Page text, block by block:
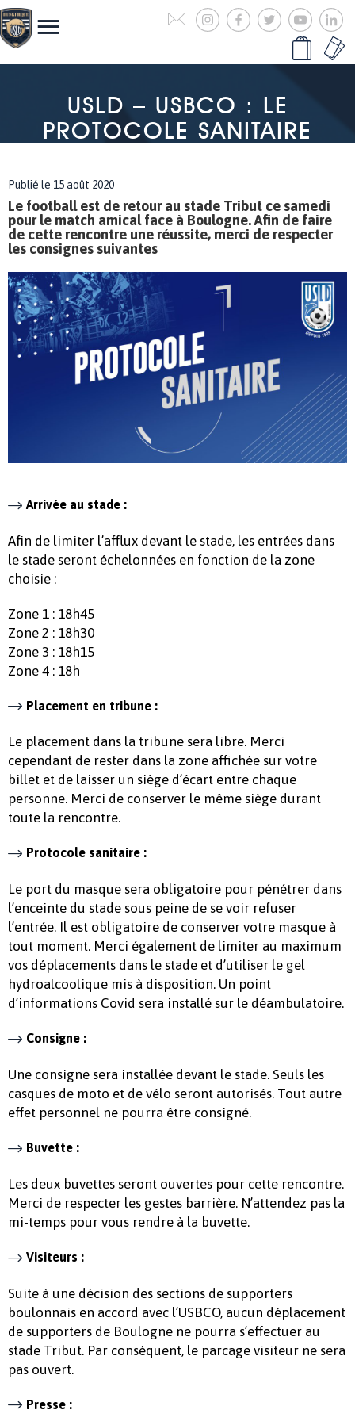
USLD – USBCO : LE
PROTOCOLE SANITAIRE
Publié le 15 août 2020
Le football est de retour au stade Tribut ce samedi
pour le match amical face à Boulogne. Afin de faire
de cette rencontre une réussite, merci de respecter
les consignes suivantes
Arrivée au stade :
Afin de limiter l’afflux devant le stade, les entrées dans
le stade seront échelonnées en fonction de la zone
choisie :
Zone 1 : 18h45
Zone 2 : 18h30
Zone 3 : 18h15
Zone 4 : 18h
Placement en tribune :
Le placement dans la tribune sera libre. Merci
cependant de rester dans la zone affichée sur votre
billet et de laisser un siège d’écart entre chaque
personne. Merci de conserver le même siège durant
toute la rencontre.
Protocole sanitaire :
Le port du masque sera obligatoire pour pénétrer dans
l’enceinte du stade sous peine de se voir refuser
l’entrée. Il est obligatoire de conserver votre masque à
tout moment. Merci également de limiter au maximum
vos déplacements dans le stade et d’utiliser le gel
hydroalcoolique mis à disposition. Un point
d’informations Covid sera installé sur le déambulatoire.
Consigne :
Une consigne sera installée devant le stade. Seuls les
casques de moto et de vélo seront autorisés. Tout autre
effet personnel ne pourra être consigné.
Buvette :
Les deux buvettes seront ouvertes pour cette rencontre.
Merci de respecter les gestes barrière. N’attendez pas la
mi-temps pour vous rendre à la buvette.
Visiteurs :
Suite à une décision des sections de supporters
boulonnais en accord avec l’USBCO, aucun déplacement
de supporters de Boulogne ne pourra s’effectuer au
stade Tribut. Par conséquent, le parcage visiteur ne sera
pas ouvert.
Presse :